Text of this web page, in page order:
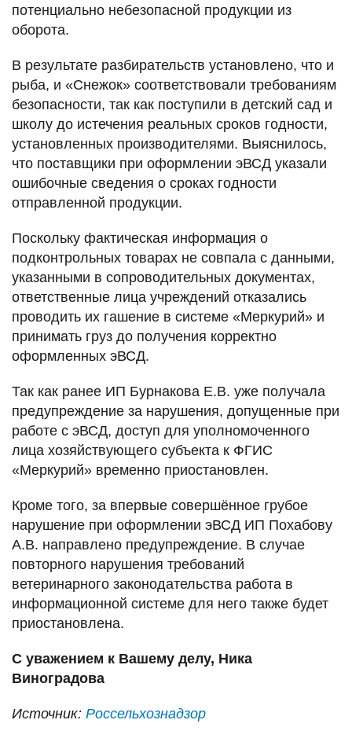
потенциально небезопасной продукции из
оборота.
В результате разбирательств установлено, что и
рыба, и «Снежок» соответствовали требованиям
безопасности, так как поступили в детский сад и
школу до истечения реальных сроков годности,
установленных производителями. Выяснилось,
что поставщики при оформлении эВСД указали
ошибочные сведения о сроках годности
отправленной продукции.
Поскольку фактическая информация о
подконтрольных товарах не совпала с данными,
указанными в сопроводительных документах,
ответственные лица учреждений отказались
проводить их гашение в системе «Меркурий» и
принимать груз до получения корректно
оформленных эВСД.
Так как ранее ИП Бурнакова Е.В. уже получала
предупреждение за нарушения, допущенные при
работе с эВСД, доступ для уполномоченного
лица хозяйствующего субъекта к ФГИС
«Меркурий» временно приостановлен.
Кроме того, за впервые совершённое грубое
нарушение при оформлении эВСД ИП Похабову
А.В. направлено предупреждение. В случае
повторного нарушения требований
ветеринарного законодательства работа в
информационной системе для него также будет
приостановлена.
С уважением к Вашему делу, Ника
Виноградова
Источник: Россельхознадзор